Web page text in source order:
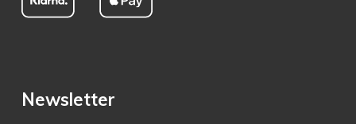
Newsletter